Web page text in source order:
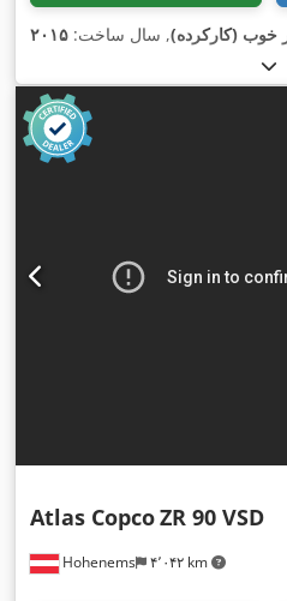
خوب (کارکرده), سال ساخت: ۲۰۱۵
Hohenems ۴٬۰۴۲ km
Atlas CopcoZR 90 VSD